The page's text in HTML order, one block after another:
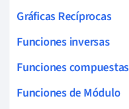
Gráficas Recíprocas
Funciones inversas
Funciones compuestas
Funciones de Módulo